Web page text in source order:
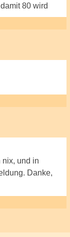
80 wird
nix, und in
Danke,